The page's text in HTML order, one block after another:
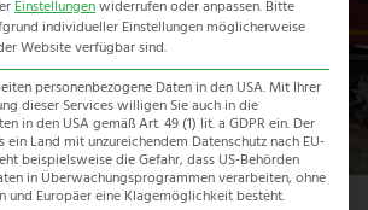
Einstellungenwiderrufen oder anpassen. Bitte
individueller Einstellungen möglicherweise
Website verfügbar sind.
personenbezogene Daten in den USA. Mit Ihrer
dieser Services willigen Sie auch in die
in den USA gemäß Art. 49 (1) lit. a GDPR ein. Der
ein Land mit unzureichendem Datenschutz nach EU-
beispielsweise die Gefahr, dass US-Behörden
in Überwachungsprogrammen verarbeiten, ohne
und Europäer eine Klagemöglichkeit besteht.